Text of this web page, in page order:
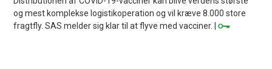
og mest komplekse logistikoperation og vil kræve 8.000 store
fragtfly. SAS melder sig klar til at flyve med vacciner. |